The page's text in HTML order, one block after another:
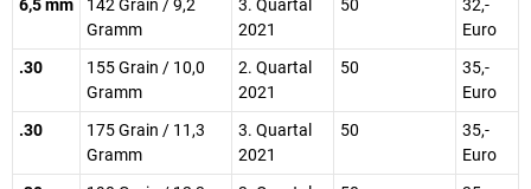
6,5 mm
142 Grain / 9,2
Gramm
3. Quartal
2021
50
32,-
Euro
.30
155 Grain / 10,0
Gramm
2. Quartal
2021
50
35,-
Euro
.30
175 Grain / 11,3
Gramm
3. Quartal
2021
50
35,-
Euro